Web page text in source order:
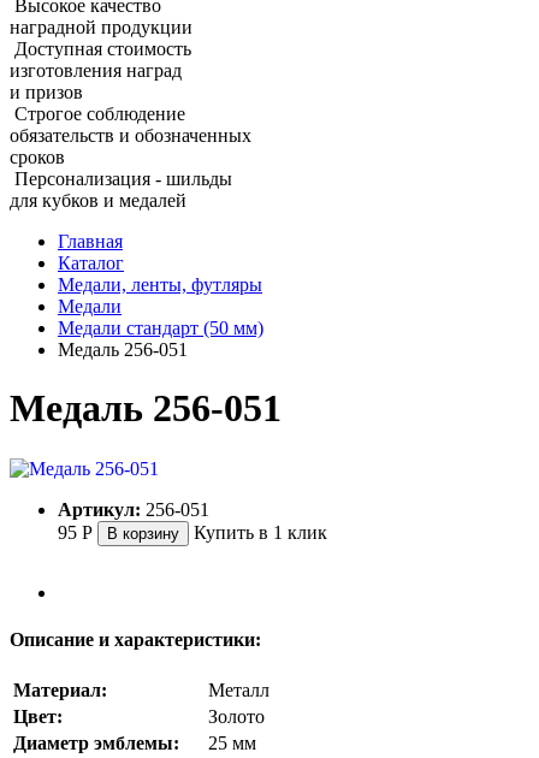
Высокое качество
наградной продукции
Доступная стоимость
изготовления наград
и призов
Строгое соблюдение
обязательств и обозначенных
сроков
Персонализация - шильды
для кубков и медалей
Главная
Каталог
Медали, ленты, футляры
Медали
Медали стандарт (50 мм)
Медаль 256‑051
Медаль 256‑051
Артикул: 256-051
95 Р В корзину Купить в 1 клик
Описание и характеристики:
Материал:
Металл
Цвет:
Золото
Диаметр эмблемы:
25 мм